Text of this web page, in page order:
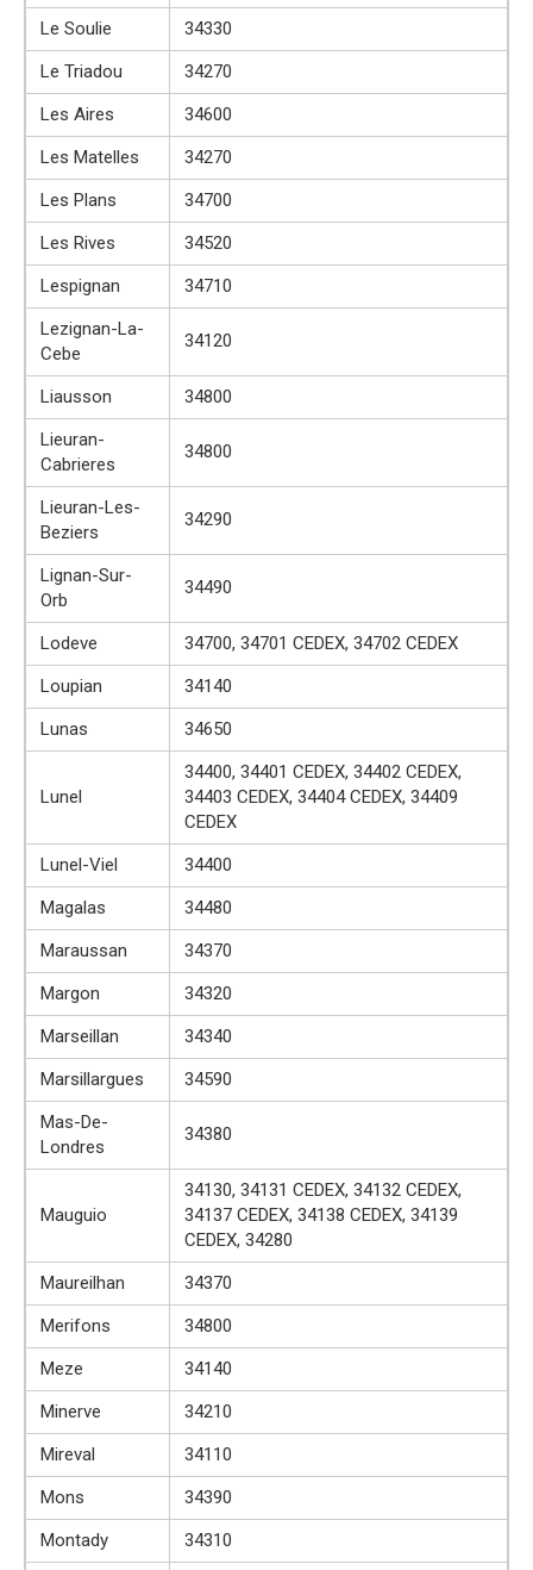
Le Soulie
34330
Le Triadou
34270
Les Aires
34600
Les Matelles
34270
Les Plans
34700
Les Rives
34520
Lespignan
34710
Lezignan-La-
Cebe
34120
Liausson
34800
Lieuran-
Cabrieres
34800
Lieuran-Les-
Beziers
34290
Lignan-Sur-
Orb
34490
Lodeve
34700, 34701 CEDEX, 34702 CEDEX
Loupian
34140
Lunas
34650
Lunel
34400, 34401 CEDEX, 34402 CEDEX,
34403 CEDEX, 34404 CEDEX, 34409
CEDEX
Lunel-Viel
34400
Magalas
34480
Maraussan
34370
Margon
34320
Marseillan
34340
Marsillargues
34590
Mas-De-
Londres
34380
Mauguio
34130, 34131 CEDEX, 34132 CEDEX,
34137 CEDEX, 34138 CEDEX, 34139
CEDEX, 34280
Maureilhan
34370
Merifons
34800
Meze
34140
Minerve
34210
Mireval
34110
Mons
34390
Montady
34310